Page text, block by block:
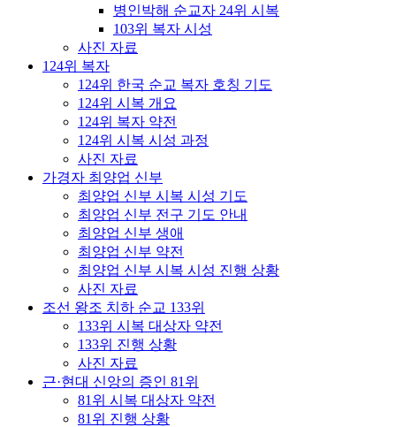
병인박해 순교자 24위 시복
103위 복자 시성
사진 자료
124위 복자
124위 한국 순교 복자 호칭 기도
124위 시복 개요
124위 복자 약전
124위 시복 시성 과정
사진 자료
가경자 최양업 신부
최양업 신부 시복 시성 기도
최양업 신부 전구 기도 안내
최양업 신부 생애
최양업 신부 약전
최양업 신부 시복 시성 진행 상황
사진 자료
조선 왕조 치하 순교 133위
133위 시복 대상자 약전
133위 진행 상황
사진 자료
근·현대 신앙의 증인 81위
81위 시복 대상자 약전
81위 진행 상황